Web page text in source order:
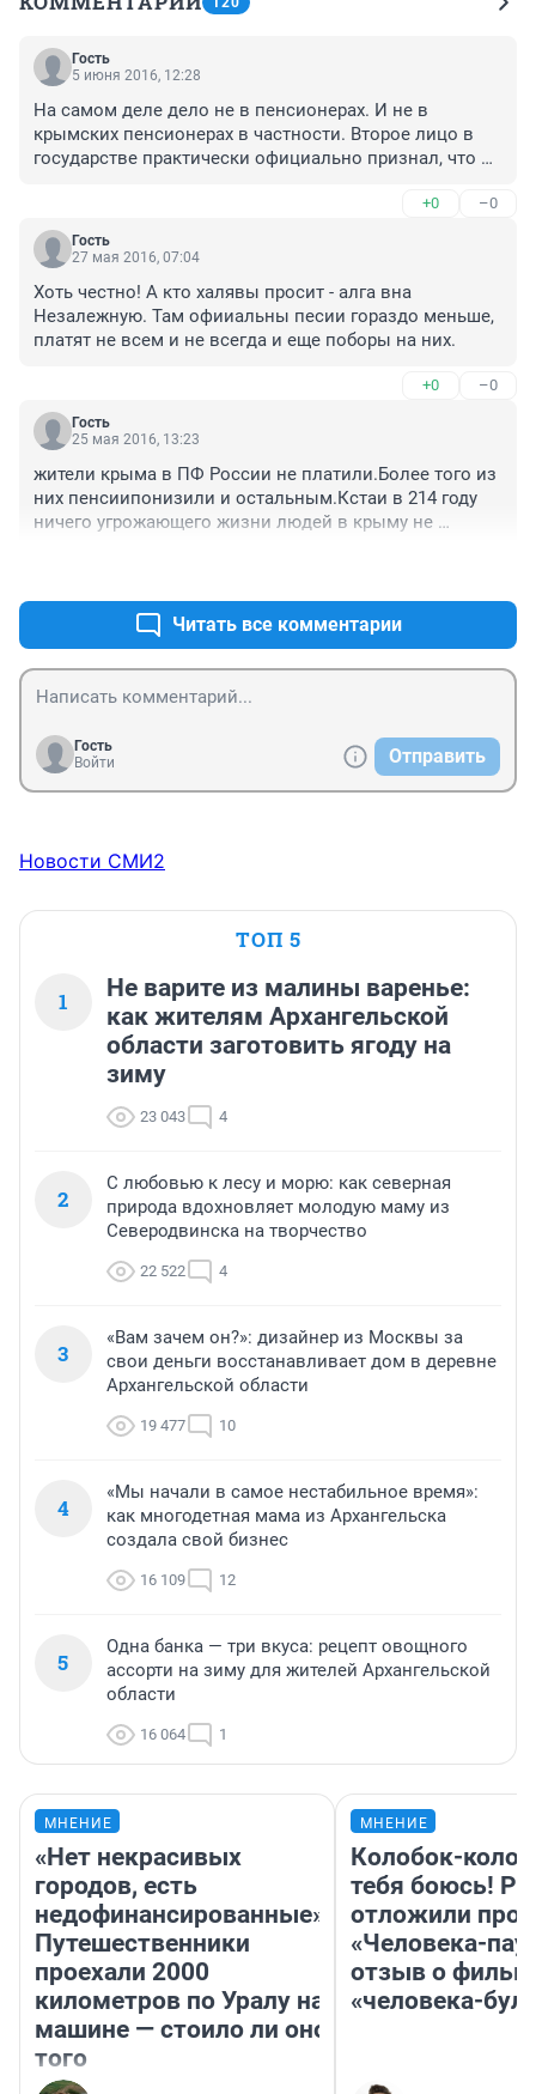
Гость
5 июня 2016, 12:28
На самом деле дело не в пенсионерах. И не в
крымских пенсионерах в частности. Второе лицо в
государстве практически официально признал, что
покупать виолончели, уничтожать санкционные
продукты и вывозить деньги в офшоры...
+0 –0
Гость
27 мая 2016, 07:04
Хоть честно! А кто халявы просит - алга вна
Незалежную. Там офииальны песии гораздо меньше,
платят не всем и не всегда и еще поборы на них.
+0 –0
Гость
25 мая 2016, 13:23
жители крыма в ПФ России не платили.Более того из
них пенсиипонизили и остальным.Кстаи в 214 году
ничего угрожающего жизни людей в крыму не
Читать все комментарии
Гость
Войти
Отправить
Новости СМИ2
ТОП 5
1
Не варите из малины варенье:
как жителям Архангельской
области заготовить ягоду на
зиму
23 043 4
2
С любовью к лесу и морю: как северная
природа вдохновляет молодую маму из
Северодвинска на творчество
22 522 4
3
«Вам зачем он?»: дизайнер из Москвы за
свои деньги восстанавливает дом в деревне
Архангельской области
19 477 10
4
«Мы начали в самое нестабильное время»:
как многодетная мама из Архангельска
создала свой бизнес
16 109 12
5
Одна банка — три вкуса: рецепт овощного
ассорти на зиму для жителей Архангельской
области
16 064 1
МНЕНИЕ
«Нет некрасивых
городов, есть
недофинансированные».
Путешественники
проехали 2000
километров по Уралу на
машине — стоило ли оно
того
МНЕНИЕ
Колобок-
тебя боюсь!
отложили
«Человека-
отзыв о
«человека-